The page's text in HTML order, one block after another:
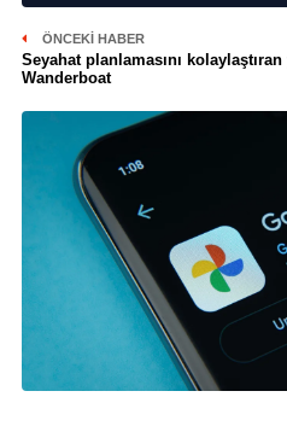
ÖNCEKI HABER
Seyahat planlamasını
Wanderboat